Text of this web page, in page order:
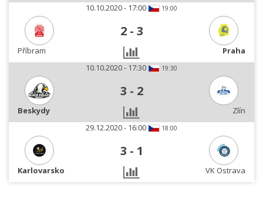
10.10.2020 - 17:00
19:00
2 - 3
Příbram
Praha
10.10.2020 - 17:30
19:30
3 - 2
Beskydy
Zlín
29.12.2020 - 16:00
18:00
3 - 1
Karlovarsko VK Ostrava